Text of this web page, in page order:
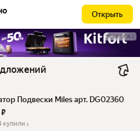
Открыть
РЕКЛАМА
Подвески Miles арт. DG02360
₽
купили